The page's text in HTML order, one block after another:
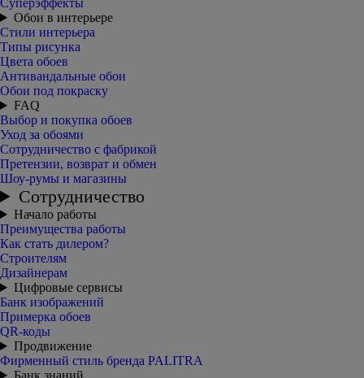
Суперэффекты
Обои в интерьере
Стили интерьера
Типы рисунка
Цвета обоев
Антивандальные обои
Обои под покраску
FAQ
Выбор и покупка обоев
Уход за обоями
Сотрудничество с фабрикой
Претензии, возврат и обмен
Шоу-румы и магазины
Сотрудничество
Начало работы
Преимущества работы
Как стать дилером?
Строителям
Дизайнерам
Цифровые сервисы
Банк изображений
Примерка обоев
QR-коды
Продвижение
Фирменный стиль бренда PALITRA
Банк знаний